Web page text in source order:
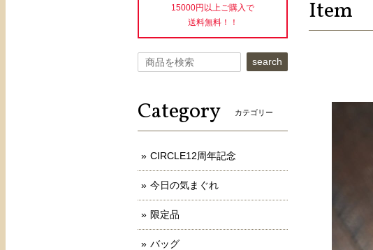
Item
15000円以上ご購入で
送料無料！！
search
Category カテゴリー
CIRCLE12周年記念
今日の気まぐれ
限定品
バッグ